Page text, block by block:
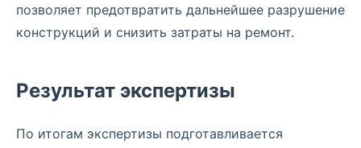
позволяет предотвратить дальнейшее разрушение
конструкций и снизить затраты на ремонт.
Результат экспертизы
По итогам экспертизы подготавливается